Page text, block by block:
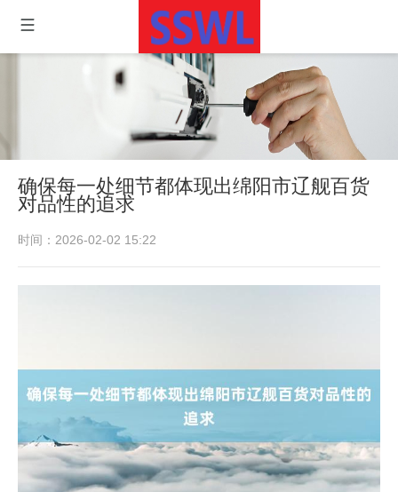
确保每一处细节都体现出绵阳市辽舰百货
对品性的追求
时间：2026-02-02 15:22